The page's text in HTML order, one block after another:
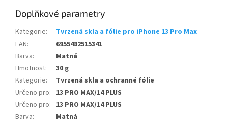
Doplňkové parametry
Kategorie:
Tvrzená skla a fólie pro iPhone 13 Pro Max
EAN:
6955482515341
Barva:
Matná
Hmotnost:
30 g
Kategorie:
Tvrzená skla a ochranné fólie
Určeno pro: 13 PRO MAX/14 PLUS
Určeno pro: 13 PRO MAX/14 PLUS
Barva:
Matná